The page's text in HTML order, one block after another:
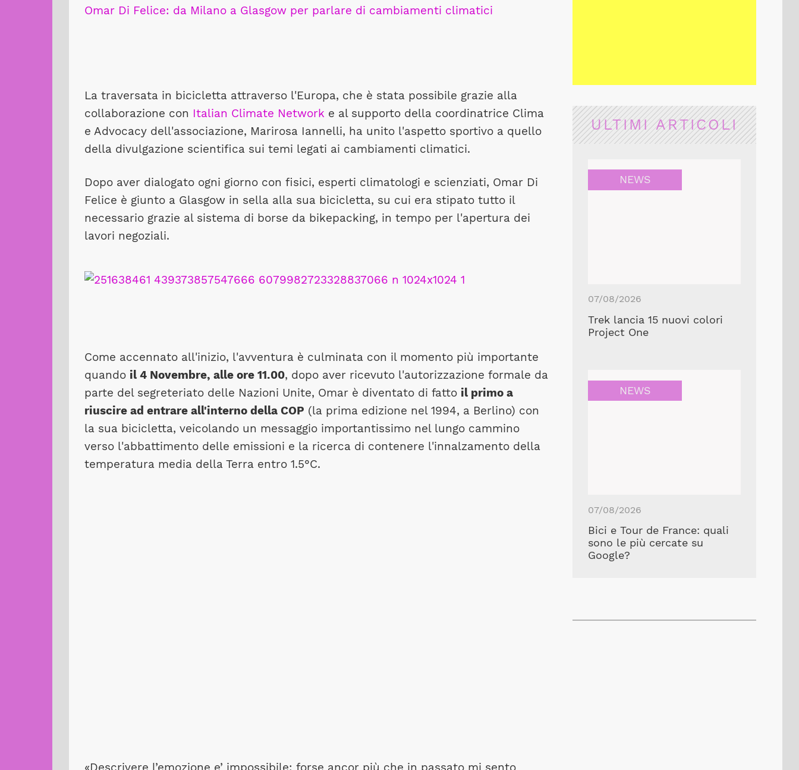
Omar Di Felice: da Milano a Glasgow per parlare di cambiamenti climatici
La traversata in bicicletta attraverso l'Europa, che è stata possibile grazie alla
collaborazione con Italian Climate Network e al supporto della coordinatrice Clima
e Advocacy dell'associazione, Marirosa Iannelli, ha unito l'aspetto sportivo a quello
della divulgazione scientifica sui temi legati ai cambiamenti climatici.
Dopo aver dialogato ogni giorno con fisici, esperti climatologi e scienziati, Omar Di
Felice è giunto a Glasgow in sella alla sua bicicletta, su cui era stipato tutto il
necessario grazie al sistema di borse da bikepacking, in tempo per l'apertura dei
lavori negoziali.
Come accennato all'inizio, l'avventura è culminata con il momento più importante
quando il 4 Novembre, alle ore 11.00, dopo aver ricevuto l'autorizzazione formale da
parte del segreteriato delle Nazioni Unite, Omar è diventato di fatto il primo a
riuscire ad entrare all'interno della COP (la prima edizione nel 1994, a Berlino) con
la sua bicicletta, veicolando un messaggio importantissimo nel lungo cammino
verso l'abbattimento delle emissioni e la ricerca di contenere l'innalzamento della
temperatura media della Terra entro 1.5°C.
«Descrivere l’emozione e’ impossibile: forse ancor più che in passato mi sento
ULTIMI ARTICOLI
NEWS
07/08/2026
Trek lancia 15 nuovi colori
Project One
NEWS
07/08/2026
Bici e Tour de France: quali
sono le più cercate su
Google?